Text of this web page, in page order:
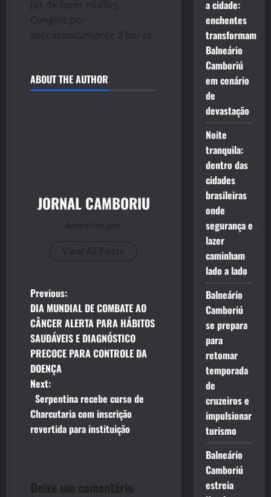
(as de fazer muffin).
Congele por
aproximadamente 2 horas.
ABOUT THE AUTHOR
JORNAL CAMBORIU
Administrator
View All Posts
P
o
s
t
n
a
Previous:
DIA MUNDIAL DE COMBATE AO
CÂNCER ALERTA PARA HÁBITOS
SAUDÁVEIS E DIAGNÓSTICO
PRECOCE PARA CONTROLE DA
DOENÇA
Next:
Serpentina recebe curso de
Charcutaria com inscrição
revertida para instituição
Deixe um comentário
a cidade:
enchentes
transformam
Balneário
Camboriú
em cenário
de
devastação
Noite
tranquila:
dentro das
cidades
brasileiras
onde
segurança e
lazer
caminham
lado a lado
Balneário
Camboriú
se prepara
para
retomar
temporada
de
cruzeiros e
impulsionar
turismo
Balneário
Camboriú
estreia